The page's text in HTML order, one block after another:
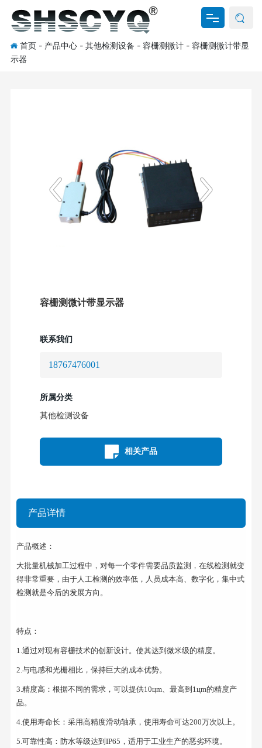
网站首页
首页 - 产品中心 - 其他检测设备 - 容栅测微计 - 容栅测微计带显
示器
容栅测微计带显示器
联系我们
18767476001
所属分类
其他检测设备
相关产品
产品详情
产品概述：
大批量机械加工过程中，对每一个零件需要品质监测，在线检测就变
得非常重要，由于人工检测的效率低，人员成本高、数字化，集中式
检测就是今后的发展方向。
特点：
1.通过对现有容栅技术的创新设计。使其达到微米级的精度。
2.与电感和光栅相比，保持巨大的成本优势。
3.精度高：根据不同的需求，可以提供10цm、最高到1цm的精度产
品。
4.使用寿命长：采用高精度滑动轴承，使用寿命可达200万次以上。
5.可靠性高：防水等级达到IP65，适用于工业生产的恶劣环境。